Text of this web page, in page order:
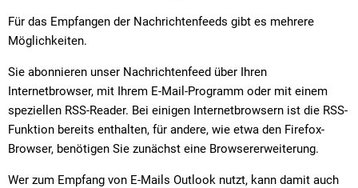
Für das Empfangen der Nachrichtenfeeds gibt es mehrere
Möglichkeiten.
Sie abonnieren unser Nachrichtenfeed über Ihren
Internetbrowser, mit Ihrem E-Mail-Programm oder mit einem
speziellen RSS-Reader. Bei einigen Internetbrowsern ist die RSS-
Funktion bereits enthalten, für andere, wie etwa den Firefox-
Browser, benötigen Sie zunächst eine Browsererweiterung.
Wer zum Empfang von E-Mails Outlook nutzt, kann damit auch